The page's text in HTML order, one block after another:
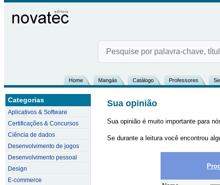
Home Mangás Catálogo Professores
Categorias
Aplicativos & Software
Certificações & Concursos
Ciência de dados
Desenvolvimento de jogos
Desenvolvimento pessoal
Design
E-commerce
Sua opinião
Sua opinião é muito importante para
Se durante a leitura você encontrou